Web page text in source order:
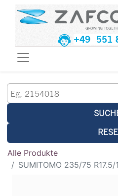
+49 551
Alle Produkte
SUMITOMO 235/75